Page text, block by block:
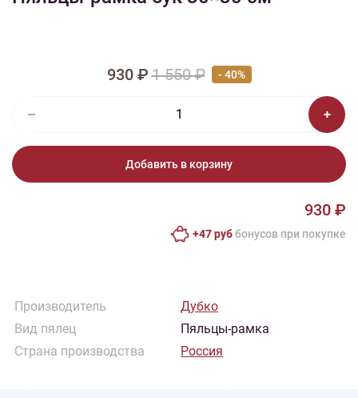
930 ₽1 550 ₽ - 40%
Добавить в корзину
930 ₽
+47 руббонусов при покупке
Производитель
Дубко
Вид пялец
Пяльцы-рамка
Страна производства
Россия